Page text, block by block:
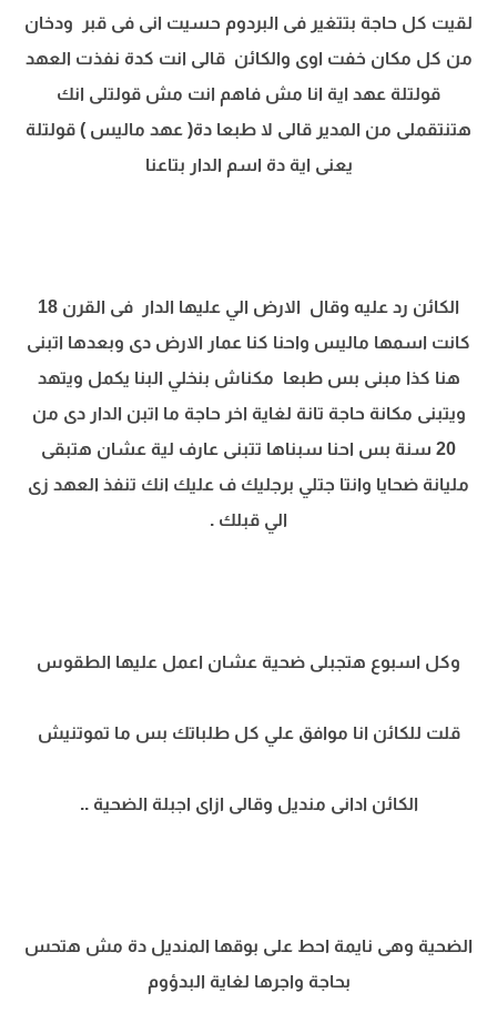
لقيت كل حاجة بتتغير فى البردوم حسيت انى فى قبر ودخان
من كل مكان خفت اوى والكائن قالى انت كدة نفذت العهد
قولتلة عهد اية انا مش فاهم انت مش قولتلى انك
هتنتقملى من المدير قالى لا طبعا دة( عهد ماليس ) قولتلة
يعنى اية دة اسم الدار بتاعنا
الكائن رد عليه وقال الارض الي عليها الدار فى القرن 18
كانت اسمها ماليس واحنا كنا عمار الارض دى وبعدها اتبنى
هنا كذا مبنى بس طبعا مكناش بنخلي البنا يكمل ويتهد
ويتبنى مكانة حاجة تانة لغاية اخر حاجة ما اتبن الدار دى من
20 سنة بس احنا سبناها تتبنى عارف لية عشان هتبقى
مليانة ضحايا وانتا جتلي برجليك ف عليك انك تنفذ العهد زى
الي قبلك .
وكل اسبوع هتجبلى ضحية عشان اعمل عليها الطقوس
قلت للكائن انا موافق علي كل طلباتك بس ما تموتنيش
الكائن ادانى منديل وقالى ازاى اجبلة الضحية ..
الضحية وهى نايمة احط على بوقها المنديل دة مش هتحس
بحاجة واجرها لغاية البدؤوم